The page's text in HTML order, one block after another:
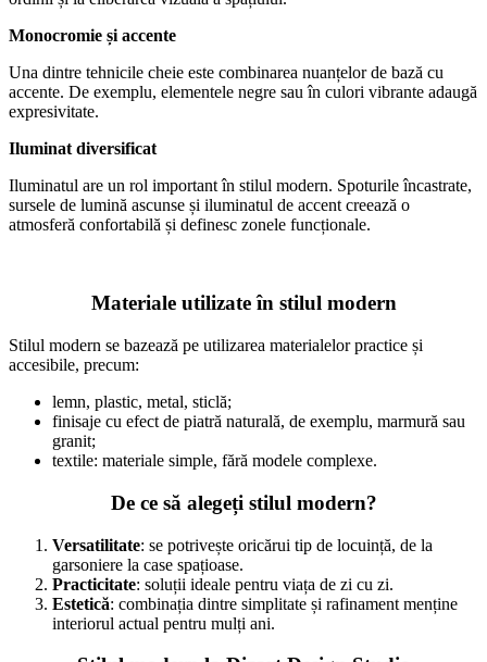
Monocromie și accente
Una dintre tehnicile cheie este combinarea nuanțelor de bază cu
accente. De exemplu, elementele negre sau în culori vibrante adaugă
expresivitate.
Iluminat diversificat
Iluminatul are un rol important în stilul modern. Spoturile încastrate,
sursele de lumină ascunse și iluminatul de accent creează o
atmosferă confortabilă și definesc zonele funcționale.
Materiale utilizate în stilul modern
Stilul modern se bazează pe utilizarea materialelor practice și
accesibile, precum:
lemn, plastic, metal, sticlă;
finisaje cu efect de piatră naturală, de exemplu, marmură sau
granit;
textile: materiale simple, fără modele complexe.
De ce să alegeți stilul modern?
Versatilitate: se potrivește oricărui tip de locuință, de la
garsoniere la case spațioase.
Practicitate: soluții ideale pentru viața de zi cu zi.
Estetică: combinația dintre simplitate și rafinament menține
interiorul actual pentru mulți ani.